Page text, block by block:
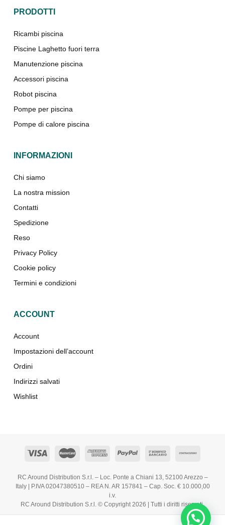
PRODOTTI
Ricambi piscina
Piscine Laghetto fuori terra
Manutenzione piscina
Accessori piscina
Robot piscina
Pompe per piscina
Pompe di calore piscina
INFORMAZIONI
Chi siamo
La nostra mission
Contatti
Spedizione
Reso
Privacy Policy
Cookie policy
Termini e condizioni
ACCOUNT
Account
Impostazioni dell’account
Ordini
Indirizzi salvati
Wishlist
RC Around Distribution S.r.l. – Loc. Ponte a Chiani 13, 52100 Arezzo –
Italy | P.IVA 02047380510 – REA N. AR 157841 – Cap. Soc. € 10.000,00
i.v.
RC Around Distribution S.r.l. © Copyright 2026 | Tutti i diritti riservati.